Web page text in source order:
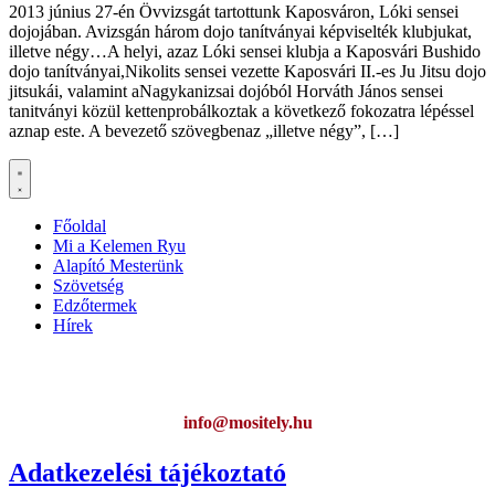
2013 június 27-én Övvizsgát tartottunk Kaposváron, Lóki sensei
dojojában. Avizsgán három dojo tanítványai képviselték klubjukat,
illetve négy…A helyi, azaz Lóki sensei klubja a Kaposvári Bushido
dojo tanítványai,Nikolits sensei vezette Kaposvári II.-es Ju Jitsu dojo
jitsukái, valamint aNagykanizsai dojóból Horváth János sensei
tanitványi közül kettenprobálkoztak a következő fokozatra lépéssel
aznap este. A bevezető szövegbenaz „illetve négy”, […]
Főoldal
Mi a Kelemen Ryu
Alapító Mesterünk
Szövetség
Edzőtermek
Hírek
info@mositely.hu
Adatkezelési tájékoztató